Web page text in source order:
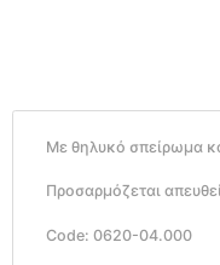
Με θηλυκό σπείρωμα
Προσαρμόζεται
Code: 0620-04.000